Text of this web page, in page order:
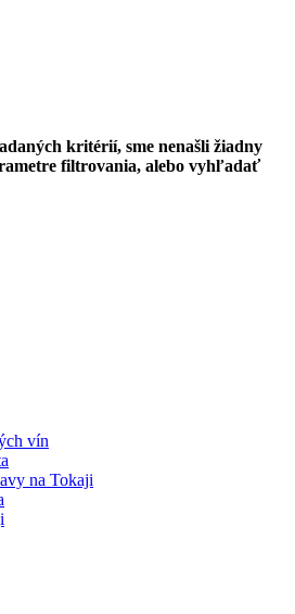
kritérií, sme nenašli žiadny
filtrovania, alebo vyhľadať
vín
na Tokaji